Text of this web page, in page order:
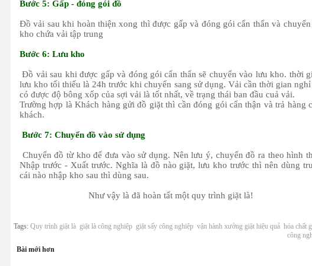
Bước 5: Gấp - đóng gói đồ
Đồ vải sau khi hoàn thiện xong thì được gấp và đóng gói cẩn thẩn và chuyển
kho chứa vải tập trung
Bước 6: Lưu kho
Đồ vải sau khi được gấp và đóng gói cẩn thẩn sẽ chuyển vào lưu kho. thời
lưu kho tối thiếu là 24h trước khi chuyển sang sử dụng. Vải cần thời gian nghỉ
có được độ bông xốp của sợi vải là tốt nhất, về trạng thái ban đầu cuả vải.
Trường hợp là Khách hàng gửi đồ giặt thì cần đóng gói cẩn thận và trả hàng
khách.
Bước 7: Chuyển đồ vào sử dụng
Chuyển đồ từ kho để đưa vào sử dụng. Nên lưu ý, chuyển đồ ra theo hình
Nhập trước - Xuất trước. Nghĩa là đồ nào giặt, lưu kho trước thì nên dùng
cái nào nhập kho sau thì dùng sau.
Như vậy là đã hoàn tất một quy trình giặt là!
Tags: Quy trình giặt là giặt là công nghiệp giặt sấy công nghiệp vận hành xưởng giặt hiệu quả hóa chất
công
Bài mới hơn